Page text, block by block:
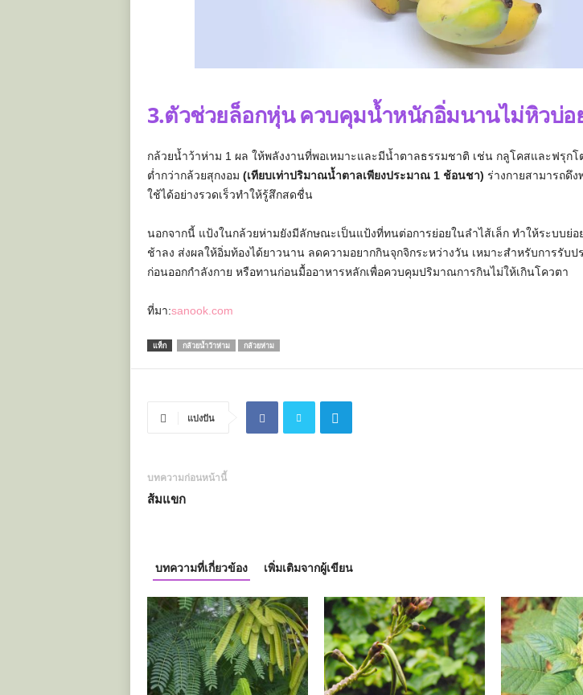
3.ตัวช่วยล็อกหุ่น ควบคุมน้ำหนักอิ่มนานไม่หิวบ่อ
กล้วยน้ำว้าห่าม 1 ผล ให้พลังงานที่พอเหมาะและมีน้ำตาลธรรมชาติ เช่น กลูโคสและฟรุก
ต่ำกว่ากล้วยสุกงอม (เทียบเท่าปริมาณน้ำตาลเพียงประมาณ 1 ช้อนชา) ร่างกายสามารถดึง
ใช้ได้อย่างรวดเร็วทำให้รู้สึกสดชื่น
นอกจากนี้ แป้งในกล้วยห่ามยังมีลักษณะเป็นแป้งที่ทนต่อการย่อยในลำไส้เล็ก ทำให้ระบบย่อ
ช้าลง ส่งผลให้อิ่มท้องได้ยาวนาน ลดความอยากกินจุกจิกระหว่างวัน เหมาะสำหรับการรับป
ก่อนออกกำลังกาย หรือทานก่อนมื้ออาหารหลักเพื่อควบคุมปริมาณการกินไม่ให้เกินโควตา
ที่มา:sanook.com
แท็ก กล้วยน้ำว้าห่าม กล้วยห่าม
แบ่งปัน
บทความก่อนหน้านี้
ส้มแขก
บทความที่เกี่ยวข้อง เพิ่มเติมจากผู้เขียน